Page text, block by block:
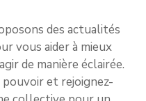
des actualités
vous aider à mieux
de manière éclairée.
et rejoignez-